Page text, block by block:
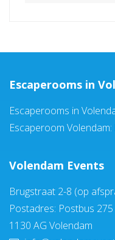
Escaperooms in
Escaperooms in
Escaperoom
Volendam Events
Brugstraat 2-8 (op
Postadres: Postbus 275
1130 AG Volendam